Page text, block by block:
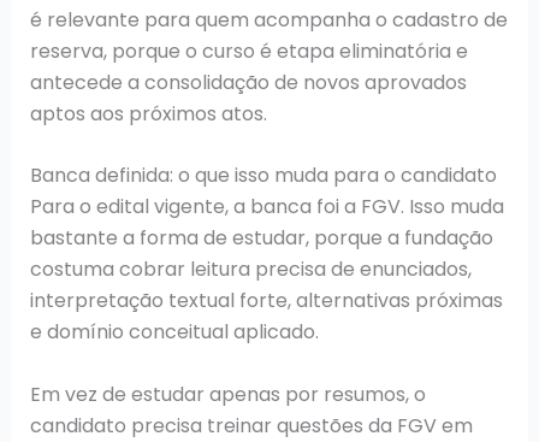
é relevante para quem acompanha o cadastro de
reserva, porque o curso é etapa eliminatória e
antecede a consolidação de novos aprovados
aptos aos próximos atos.
Banca definida: o que isso muda para o candidato
Para o edital vigente, a banca foi a FGV. Isso muda
bastante a forma de estudar, porque a fundação
costuma cobrar leitura precisa de enunciados,
interpretação textual forte, alternativas próximas
e domínio conceitual aplicado.
Em vez de estudar apenas por resumos, o
candidato precisa treinar questões da FGV em